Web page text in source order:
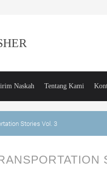
Naskah Tentang Kami
Stories Vol. 3